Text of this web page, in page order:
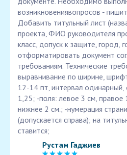
возникновениявопросов -
Добавить титульный лист
проекта, ФИО руководителя
класс, допуск к защите, город,
отформатировать документ
требованиям. Технические
выравнивание по ширине,
12-14 пт, интервал одинарный,
1,25; -поля: левое 3 см, правое
нижнее 2 см.; -нумерация
(допускается справа); на
ставится;
Рустам Гаджиев